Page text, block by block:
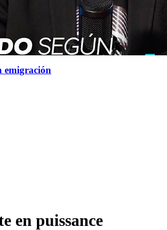
emigración
en puissance